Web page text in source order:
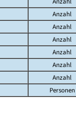
Anzahl
Anzahl
Anzahl
Anzahl
Anzahl
Anzahl
Personen